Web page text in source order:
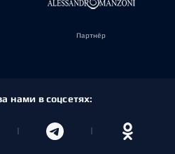
Партнёр
нами в соцсетях: